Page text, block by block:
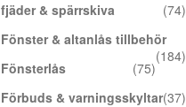
fjäder & spärrskiva
(74)
Fönster & altanlås tillbehör
(184)
Fönsterlås
(75)
Förbuds & varningsskyltar(37)